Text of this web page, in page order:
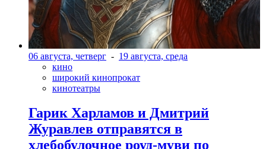
06 августа, четверг - 19 августа, среда
кино
широкий кинопрокат
кинотеатры
Гарик Харламов и Дмитрий
Журавлев отправятся в
хлебобулочное роуд-муви по